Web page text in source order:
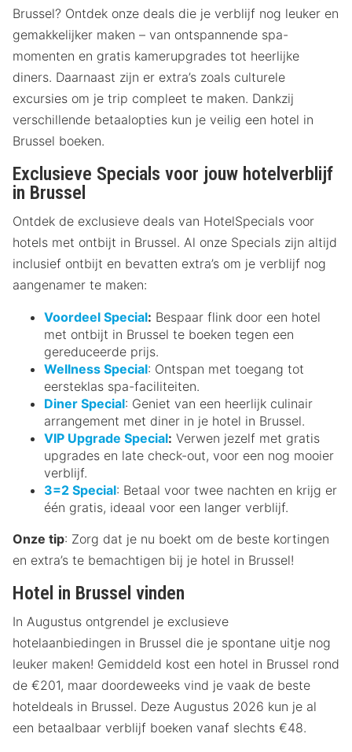
Brussel? Ontdek onze deals die je verblijf nog leuker en
gemakkelijker maken – van ontspannende spa-
momenten en gratis kamerupgrades tot heerlijke
diners. Daarnaast zijn er extra’s zoals culturele
excursies om je trip compleet te maken. Dankzij
verschillende betaalopties kun je veilig een hotel in
Brussel boeken.
Exclusieve Specials voor jouw hotelverblijf
in Brussel
Ontdek de exclusieve deals van HotelSpecials voor
hotels met ontbijt in Brussel. Al onze Specials zijn altijd
inclusief ontbijt en bevatten extra’s om je verblijf nog
aangenamer te maken:
Voordeel Special: Bespaar flink door een hotel
met ontbijt in Brussel te boeken tegen een
gereduceerde prijs.
Wellness Special: Ontspan met toegang tot
eersteklas spa-faciliteiten.
Diner Special: Geniet van een heerlijk culinair
arrangement met diner in je hotel in Brussel.
VIP Upgrade Special: Verwen jezelf met gratis
upgrades en late check-out, voor een nog mooier
verblijf.
3=2 Special: Betaal voor twee nachten en krijg er
één gratis, ideaal voor een langer verblijf.
Onze tip: Zorg dat je nu boekt om de beste kortingen
en extra’s te bemachtigen bij je hotel in Brussel!
Hotel in Brussel vinden
In Augustus ontgrendel je exclusieve
hotelaanbiedingen in Brussel die je spontane uitje nog
leuker maken! Gemiddeld kost een hotel in Brussel rond
de €201, maar doordeweeks vind je vaak de beste
hoteldeals in Brussel. Deze Augustus 2026 kun je al
een betaalbaar verblijf boeken vanaf slechts €48.